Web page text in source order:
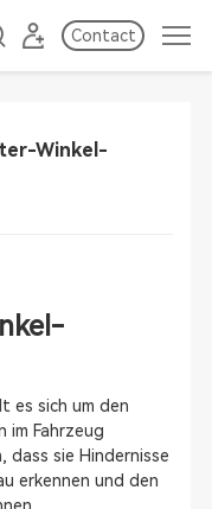
Contact
Winkel-
es sich um den
im Fahrzeug
dass sie Hindernisse
erkennen und den